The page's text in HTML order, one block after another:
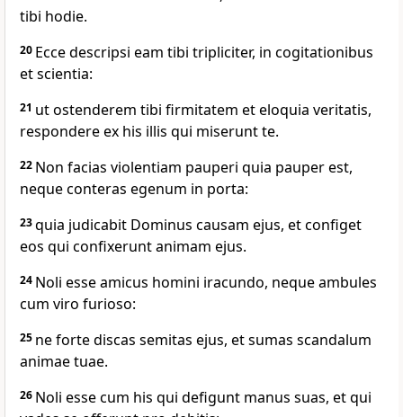
tibi hodie.
20 Ecce descripsi eam tibi tripliciter, in cogitationibus
et scientia:
21 ut ostenderem tibi firmitatem et eloquia veritatis,
respondere ex his illis qui miserunt te.
22 Non facias violentiam pauperi quia pauper est,
neque conteras egenum in porta:
23quia judicabit Dominus causam ejus, et configet
eos qui confixerunt animam ejus.
24 Noli esse amicus homini iracundo, neque ambules
cum viro furioso:
25 ne forte discas semitas ejus, et sumas scandalum
animae tuae.
26 Noli esse cum his qui defigunt manus suas, et qui